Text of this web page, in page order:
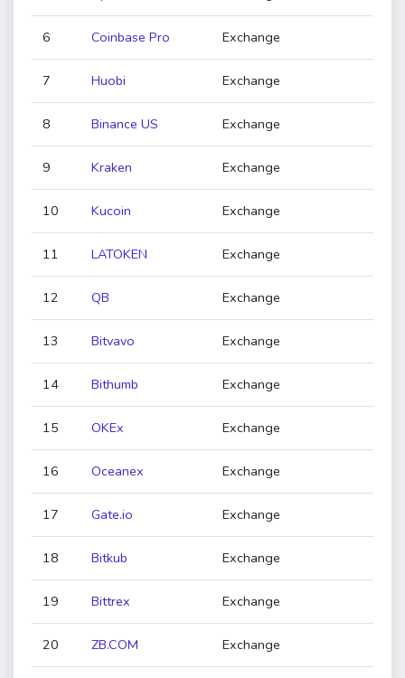
6 Coinbase Pro Exchange
7 Huobi Exchange
8 Binance US Exchange
9 Kraken Exchange
10 Kucoin Exchange
11 LATOKEN Exchange
12 QB Exchange
13 Bitvavo Exchange
14 Bithumb Exchange
15 OKEx Exchange
16 Oceanex Exchange
17 Gate.io Exchange
18 Bitkub Exchange
19 Bittrex Exchange
20 ZB.COM Exchange